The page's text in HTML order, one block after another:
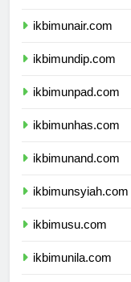
ikbimunair.com
ikbimundip.com
ikbimunpad.com
ikbimunhas.com
ikbimunand.com
ikbimunsyiah.com
ikbimusu.com
ikbimunila.com